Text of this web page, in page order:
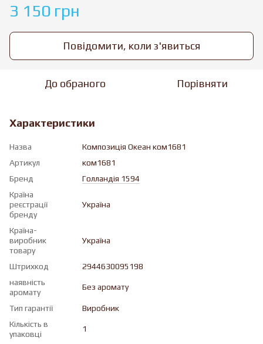
3 150 грн
Повідомити, коли з'явиться
До обраного Порівняти
Характеристики
Назва
Композиція Океан ком1681
Артикул
ком1681
Бренд
Голландія 1594
Країна
реєстрації
бренду
Україна
Країна-
виробник
товару
Україна
Штрихкод
2944630095198
наявність
аромату
Без аромату
Тип гарантії
Виробник
Кількість в
упаковці
1